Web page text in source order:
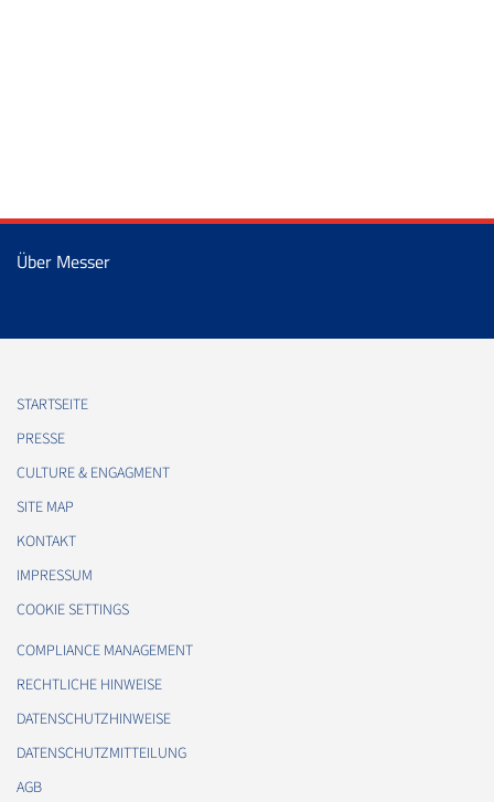
Über Messer
STARTSEITE
PRESSE
CULTURE & ENGAGMENT
SITE MAP
KONTAKT
IMPRESSUM
COOKIE SETTINGS
COMPLIANCE MANAGEMENT
RECHTLICHE HINWEISE
DATENSCHUTZHINWEISE
DATENSCHUTZMITTEILUNG
AGB